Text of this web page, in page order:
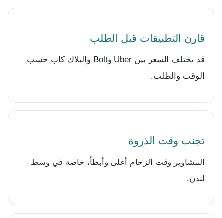
قارن التطبيقات قبل الطلب
قد يختلف السعر بين Uber وBolt والبلاك كاب حسب
الوقت والطلب.
تجنب وقت الذروة
المشاوير وقت الزحام أغلى وأبطأ، خاصة في وسط
لندن.